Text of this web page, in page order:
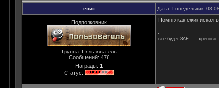
ежик Дата: Понедельник,
Подполковник
Группа: Пользователь
Сообщений: 476
Награды: 1
Статус:
Помню как ежик искал
все будет ЗАЕ.......хреново